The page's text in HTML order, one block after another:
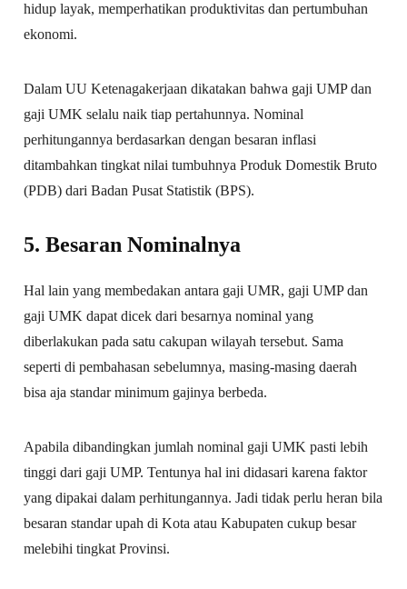
hidup layak, memperhatikan produktivitas dan pertumbuhan
ekonomi.
Dalam UU Ketenagakerjaan dikatakan bahwa gaji UMP dan
gaji UMK selalu naik tiap pertahunnya. Nominal
perhitungannya berdasarkan dengan besaran inflasi
ditambahkan tingkat nilai tumbuhnya Produk Domestik Bruto
(PDB) dari Badan Pusat Statistik (BPS).
5. Besaran Nominalnya
Hal lain yang membedakan antara gaji UMR, gaji UMP dan
gaji UMK dapat dicek dari besarnya nominal yang
diberlakukan pada satu cakupan wilayah tersebut. Sama
seperti di pembahasan sebelumnya, masing-masing daerah
bisa aja standar minimum gajinya berbeda.
Apabila dibandingkan jumlah nominal gaji UMK pasti lebih
tinggi dari gaji UMP. Tentunya hal ini didasari karena faktor
yang dipakai dalam perhitungannya. Jadi tidak perlu heran bila
besaran standar upah di Kota atau Kabupaten cukup besar
melebihi tingkat Provinsi.